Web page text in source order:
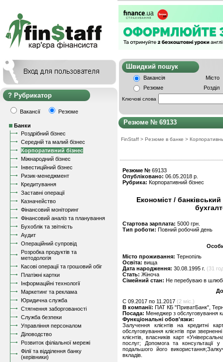
Рубрикатор
Вакансії Резюме
Банки
Роздрібний бізнес
Середній та малий бізнес
Корпоративний бізнес
Міжнародний бізнес
Інвестиційний бізнес
Ризик-менеджмент
Кредитування
Заставні операції
Казначейство
Фінансовий моніторинг
Фінансовий аналіз та планування
Бухоблік та звітність
Аудит
Операційний супровід
Розробка продуктів та
методологія
Касові операції та грошовий обіг
Платіжні картки
Інформаційні технології
Маркетинг та реклама
Юридична служба
Стягнення заборгованості
Служба безпеки
Управління персоналом
Діловодство
Розвиток філіальної мережі
Філії та відділення банку
(керівники)
Швидкий
Вакансія
Місто
Резюме
Розділ
Ключові слова
Резюме № 69133
FinStaff > Резюме в банке >
Резюме № 69133
Опубліковано: 06.05.2018 р.
Рубрика: Корпоративний бізнес
Економіст /
Стартова зарплата: 5000 грн.
Тип роботи: Повний робочий день
Місто проживання: Тернопіль
Освіта: вища
Дата народження: 30.08.1995 г. (31
Стать: Жіноча
Сімейний стан: Не перебуваю в
C 09.2017 по 11.2017 (2 міс.)
В компанії: ПАТ КБ "ПриватБанк",
Посада: Менеджер з обслуговування
Функціональні обов'язки:
Залучення клієнтів на кредитні
обслуговування клієнтів при
клієнтів, власників карт
послуг; Допомога та консультації
подальшого його
вкладів.